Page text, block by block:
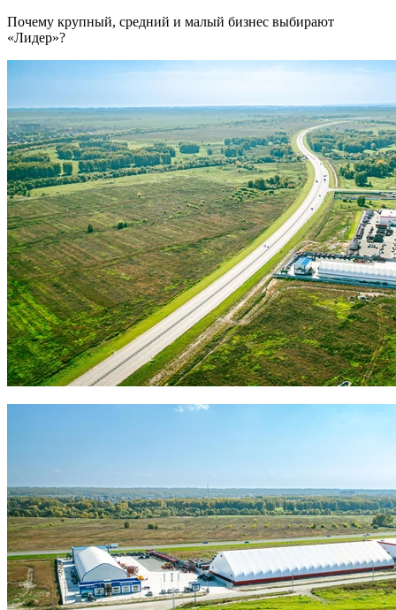
Почему крупный, средний и малый бизнес выбирают
«Лидер»?